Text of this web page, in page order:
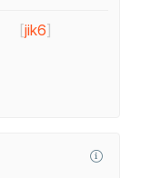
[jik6]